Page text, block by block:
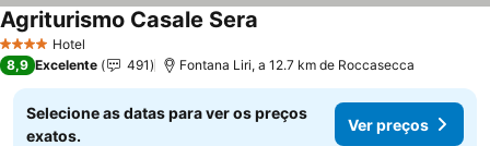
4 EstrelasHotel
Agriturismo Casale Sera
8,9 Excelente 491 Fontana Liri, a 12.7 km de Roccasecca
Selecione as datas para ver os preços
exatos.
Ver preços